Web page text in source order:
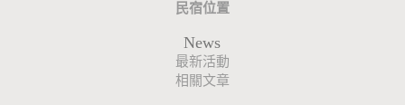
民宿位置
News
最新活動
相關文章